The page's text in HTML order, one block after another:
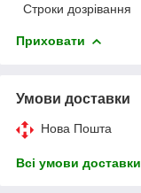
Строки дозрівання
Приховати
Умови доставки
Нова Пошта
Всі умови доставки